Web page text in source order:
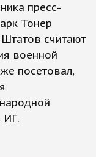
пресс-
Тонер
считают
военной
посетовал,
ИГ.